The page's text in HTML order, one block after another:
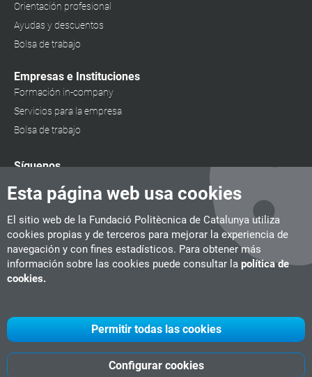
Esta página web usa cookies
El sitio web de la Fundació Politècnica de Catalunya utiliza
cookies propias y de terceros para mejorar la experiencia de
navegación y con fines estadísticos. Para obtener más
información sobre las cookies puede consultar la política de
cookies.
Configurar cookies
Permitir todas las cookies
Orientación profesional
Ayudas y descuentos
Bolsa de trabajo
Empresas e Instituciones
Formación in-company
Servicios para la empresa
Bolsa de trabajo
Síguenos